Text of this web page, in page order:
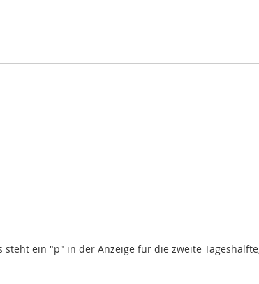
ein "p" in der Anzeige für die zweite